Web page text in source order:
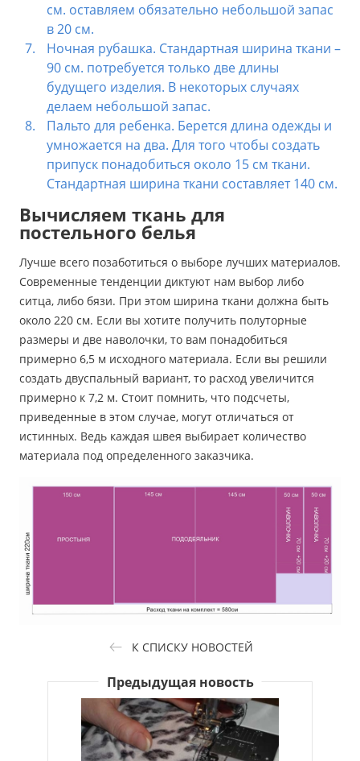
см. оставляем обязательно небольшой запас
в 20 см.
Ночная рубашка. Стандартная ширина ткани –
90 см. потребуется только две длины
будущего изделия. В некоторых случаях
делаем небольшой запас.
Пальто для ребенка. Берется длина одежды и
умножается на два. Для того чтобы создать
припуск понадобиться около 15 см ткани.
Стандартная ширина ткани составляет 140 см.
Вычисляем ткань для
постельного белья
Лучше всего позаботиться о выборе лучших материалов.
Современные тенденции диктуют нам выбор либо
ситца, либо бязи. При этом ширина ткани должна быть
около 220 см. Если вы хотите получить полуторные
размеры и две наволочки, то вам понадобиться
примерно 6,5 м исходного материала. Если вы решили
создать двуспальный вариант, то расход увеличится
примерно к 7,2 м. Стоит помнить, что подсчеты,
приведенные в этом случае, могут отличаться от
истинных. Ведь каждая швея выбирает количество
материала под определенного заказчика.
К СПИСКУ НОВОСТЕЙ
Предыдущая новость